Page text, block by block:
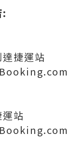
:
捷運站
站